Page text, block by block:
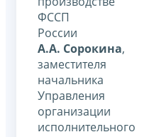
ФССП
России
А.А. Сорокина,
заместителя
начальника
Управления
организации
исполнительного